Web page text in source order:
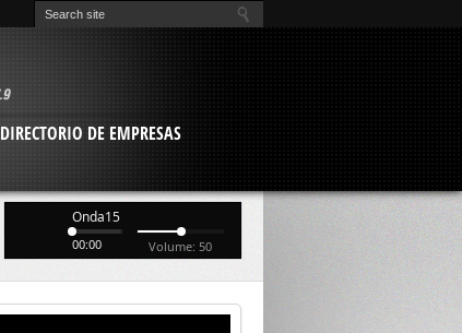
DIRECTORIO DE EMPRESAS
Onda15
00:00 Volume: 50